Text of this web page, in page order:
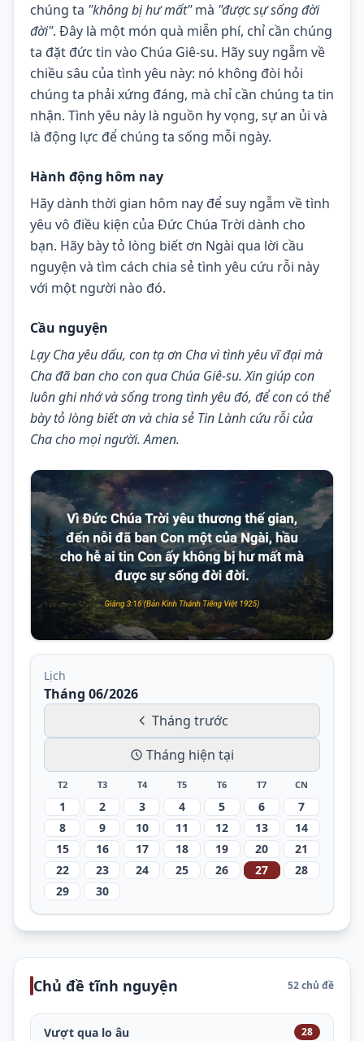
chúng ta "không bị hư mất" mà "được sự sống đời
đời". Đây là một món quà miễn phí, chỉ cần chúng
ta đặt đức tin vào Chúa Giê-su. Hãy suy ngẫm về
chiều sâu của tình yêu này: nó không đòi hỏi
chúng ta phải xứng đáng, mà chỉ cần chúng ta tin
nhận. Tình yêu này là nguồn hy vọng, sự an ủi và
là động lực để chúng ta sống mỗi ngày.
Hành động hôm nay
Hãy dành thời gian hôm nay để suy ngẫm về tình
yêu vô điều kiện của Đức Chúa Trời dành cho
bạn. Hãy bày tỏ lòng biết ơn Ngài qua lời cầu
nguyện và tìm cách chia sẻ tình yêu cứu rỗi này
với một người nào đó.
Cầu nguyện
Lạy Cha yêu dấu, con tạ ơn Cha vì tình yêu vĩ đại mà
Cha đã ban cho con qua Chúa Giê-su. Xin giúp con
luôn ghi nhớ và sống trong tình yêu đó, để con có thể
bày tỏ lòng biết ơn và chia sẻ Tin Lành cứu rỗi của
Cha cho mọi người. Amen.
Lịch
Tháng 06/2026
Tháng trước
Tháng hiện tại
T2 T3 T4 T5 T6 T7 CN
1 2 3 4 5 6
7
8
9 10 11 12 13
14
15
16 17 18 19 20
21
22
23 24 25 26 27
28
29
30
Chủ đề tĩnh nguyện 52 chủ đề
Vượt qua lo âu 28